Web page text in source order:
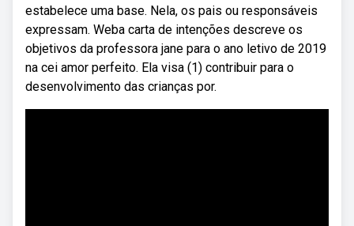
estabelece uma base. Nela, os pais ou responsáveis
expressam. Weba carta de intenções descreve os
objetivos da professora jane para o ano letivo de 2019
na cei amor perfeito. Ela visa (1) contribuir para o
desenvolvimento das crianças por.